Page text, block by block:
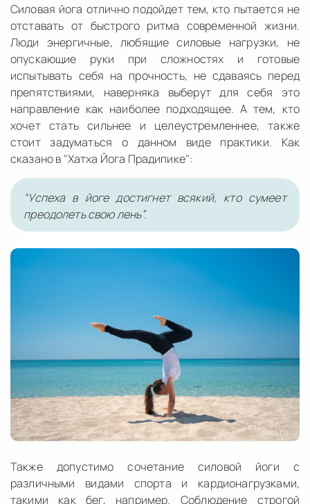
Силовая йога отлично подойдет тем, кто пытается не
отставать от быстрого ритма современной жизни.
Люди энергичные, любящие силовые нагрузки, не
опускающие руки при сложностях и готовые
испытывать себя на прочность, не сдаваясь перед
препятствиями, наверняка выберут для себя это
направление как наиболее подходящее. А тем, кто
хочет стать сильнее и целеустремленнее, также
стоит задуматься о данном виде практики. Как
сказано в "Хатха Йога Прадипике":
“Успеха в йоге достигнет всякий, кто сумеет
преодолеть свою лень”.
Также допустимо сочетание силовой йоги с
различными видами спорта и кардионагрузками,
такими как бег, например. Соблюдение строгой